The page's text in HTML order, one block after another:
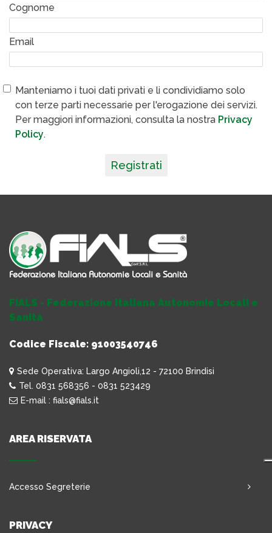
Cognome
Email
Manteniamo i tuoi dati privati e li condividiamo solo
con terze parti necessarie per l'erogazione dei servizi.
Per maggiori informazioni, consulta la nostra Privacy
Policy.
Registrati
FIALS - Federazione Italiana Autonomie Locali e
Sanità
Codice Fiscale: 91003540746
Sede Operativa: Largo Angioli,12 - 72100 Brindisi
Tel. 0831 568356 - 0831 523429
E-mail : fials@fials.it
AREA RISERVATA
Accesso Segreterie
PRIVACY